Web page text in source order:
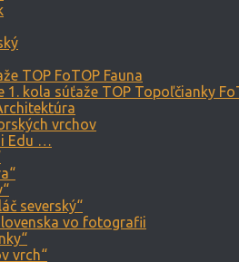
TOP FoTOP Fauna
1. kola súťaže TOP Topoľčianky
vrchov
Edu …
severský“
vo fotografii
vrch“